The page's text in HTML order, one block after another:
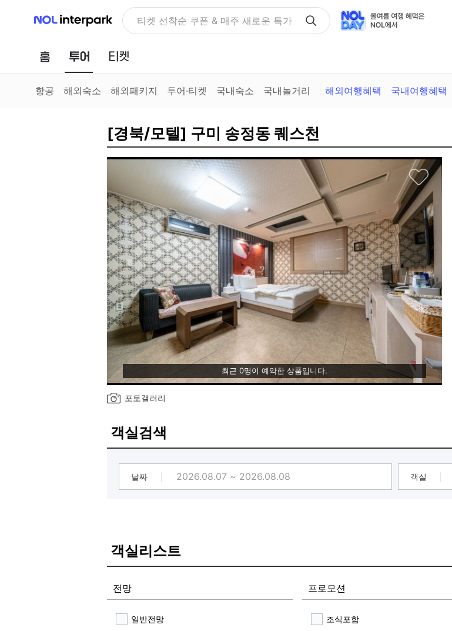
NOL 인터파크 NOLDAY, 최대 70% 여행 혜택
홈 투어
항공 해외숙소 해외패키지 투어·티켓 국내숙소 국내놀거리 해외여행혜택 국내여행혜택
[경북/모텔] 구미 송정동 퀘스천
최근 0명이 예약한 상품입니다.
포토갤러리
객실검색
날짜 객실
객실리스트
전망
일반전망
프로모션
조식포함